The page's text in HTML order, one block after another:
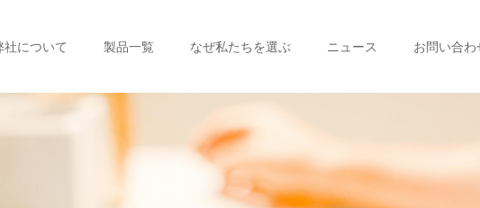
社について 製品一覧 なぜ私たちを選ぶ ニュース お問い合わ